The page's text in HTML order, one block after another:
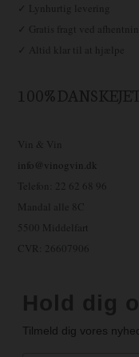
✓ Lynhurtig levering
✓ Gratis fragt ved
✓ Altid klar til at hjælpe
100%
Vin & Vin
info@vinogvin.dk
Telefon: 22 62 68 96
Mandal alle 8C
5500 Middelfart
CVR: 26607906
Tilmeld dig vores